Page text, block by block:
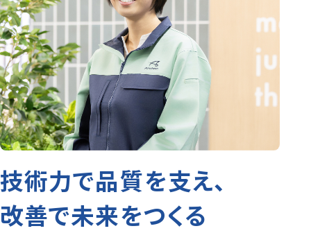
技術力で品質を支え、
改善で未来をつくる